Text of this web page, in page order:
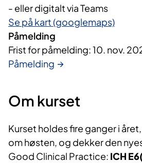
- eller digitalt via Teams
Se på kart (googlemaps)
Påmelding
Frist for påmelding: 10. nov.
Påmelding
Om kurset
Kurset holdes fire ganger i
om høsten, og dekker den
Good Clinical Practice: ICH